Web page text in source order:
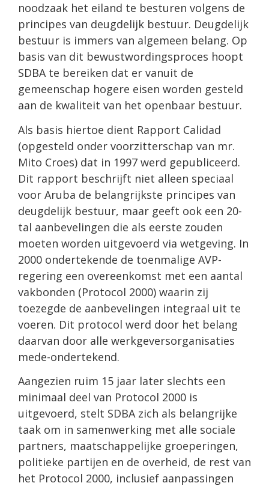
noodzaak het eiland te besturen volgens de
principes van deugdelijk bestuur. Deugdelijk
bestuur is immers van algemeen belang. Op
basis van dit bewustwordingsproces hoopt
SDBA te bereiken dat er vanuit de
gemeenschap hogere eisen worden gesteld
aan de kwaliteit van het openbaar bestuur.
Als basis hiertoe dient Rapport Calidad
(opgesteld onder voorzitterschap van mr.
Mito Croes) dat in 1997 werd gepubliceerd.
Dit rapport beschrijft niet alleen speciaal
voor Aruba de belangrijkste principes van
deugdelijk bestuur, maar geeft ook een 20-
tal aanbevelingen die als eerste zouden
moeten worden uitgevoerd via wetgeving. In
2000 ondertekende de toenmalige AVP-
regering een overeenkomst met een aantal
vakbonden (Protocol 2000) waarin zij
toezegde de aanbevelingen integraal uit te
voeren. Dit protocol werd door het belang
daarvan door alle werkgeversorganisaties
mede-ondertekend.
Aangezien ruim 15 jaar later slechts een
minimaal deel van Protocol 2000 is
uitgevoerd, stelt SDBA zich als belangrijke
taak om in samenwerking met alle sociale
partners, maatschappelijke groeperingen,
politieke partijen en de overheid, de rest van
het Protocol 2000, inclusief aanpassingen